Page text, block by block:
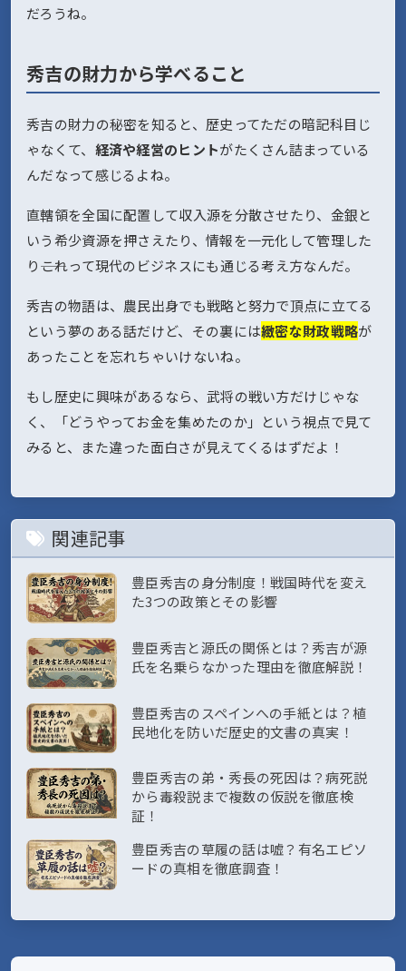
だろうね。
秀吉の財力から学べること
秀吉の財力の秘密を知ると、歴史ってただの暗記科目じ
ゃなくて、 経済や経営のヒントがたくさん詰まっている
んだなって感じるよね。
直轄領を全国に配置して収入源を分散させたり、金銀と
いう希少資源を押さえたり、情報を一元化して管理した
り――これって現代のビジネスにも通じる考え方なんだ。
秀吉の物語は、農民出身でも戦略と努力で頂点に立てる
という夢のある話だけど、その裏には緻密な財政戦略が
あったことを忘れちゃいけないね。
もし歴史に興味があるなら、武将の戦い方だけじゃな
く、「どうやってお金を集めたのか」という視点で見て
みると、また違った面白さが見えてくるはずだよ！
関連記事
豊臣秀吉の身分制度！戦国時代を変え
た3つの政策とその影響
豊臣秀吉と源氏の関係とは？秀吉が源
氏を名乗らなかった理由を徹底解説！
豊臣秀吉のスペインへの手紙とは？植
民地化を防いだ歴史的文書の真実！
豊臣秀吉の弟・秀長の死因は？病死説
から毒殺説まで複数の仮説を徹底検
証！
豊臣秀吉の草履の話は嘘？有名エピソ
ードの真相を徹底調査！